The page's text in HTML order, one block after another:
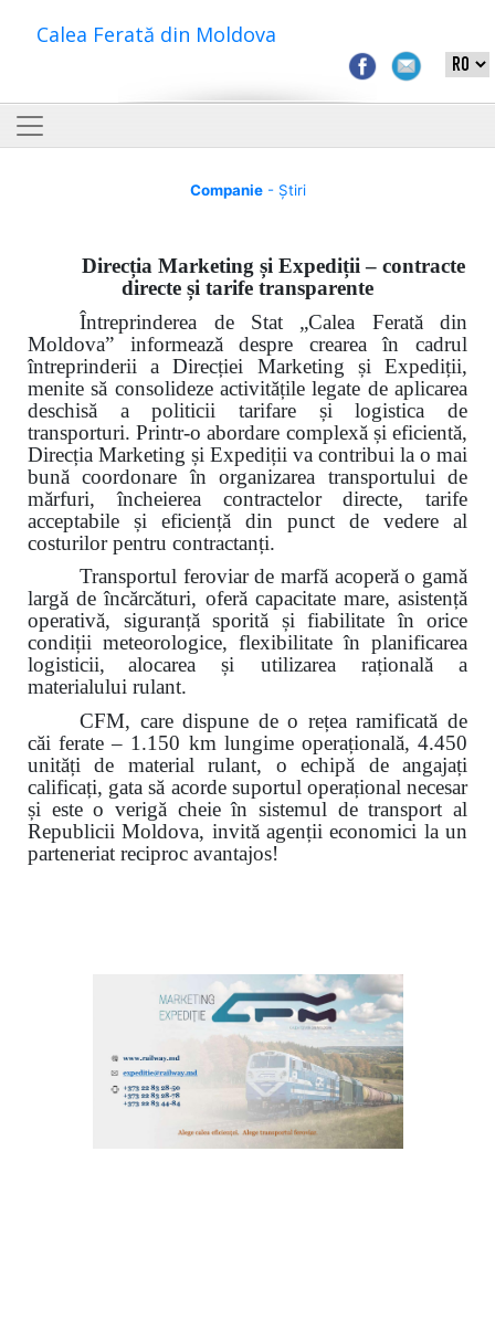
Calea Ferată din Moldova
Companie- Știri
Direcția Marketing și Expediții – contracte
directe și tarife transparente
Întreprinderea de Stat „Calea Ferată din
Moldova” informează despre crearea în cadrul
întreprinderii a Direcției Marketing și Expediții,
menite să consolideze activitățile legate de aplicarea
deschisă a politicii tarifare și logistica de
transporturi. Printr-o abordare complexă și eficientă,
Direcția Marketing și Expediții va contribui la o mai
bună coordonare în organizarea transportului de
mărfuri, încheierea contractelor directe, tarife
acceptabile și eficiență din punct de vedere al
costurilor pentru contractanți.
Transportul feroviar de marfă acoperă o gamă
largă de încărcături, oferă capacitate mare, asistență
operativă, siguranță sporită și fiabilitate în orice
condiții meteorologice, flexibilitate în planificarea
logisticii,
alocarea și utilizarea rațională a
materialului rulant.
CFM, care dispune de o rețea ramificată de
căi ferate – 1.150 km lungime operațională, 4.450
unități de material rulant, o echipă de angajați
calificați, gata să acorde suportul operațional necesar
și este o verigă cheie în sistemul de transport al
Republicii Moldova, invită agenții economici la un
parteneriat reciproc avantajos!